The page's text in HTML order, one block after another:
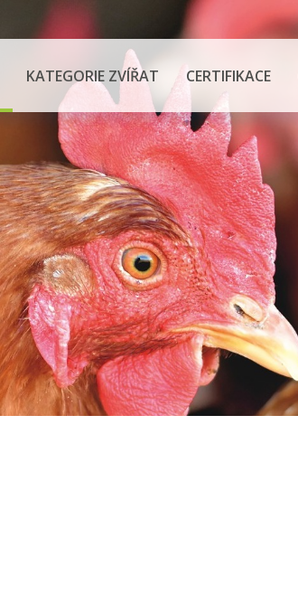
KATEGORIE ZVÍŘAT CERTIFIKACE